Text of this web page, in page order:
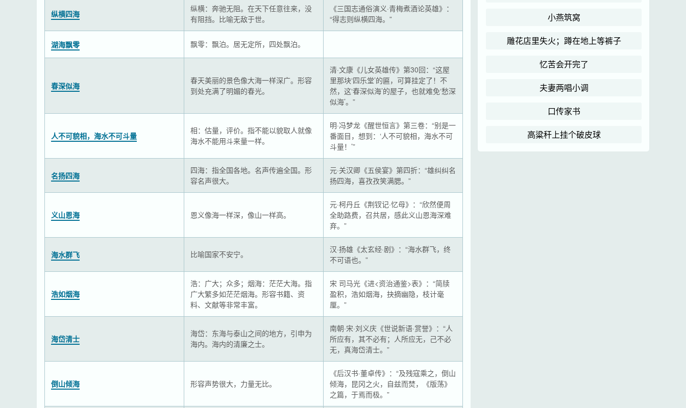
纵横四海
纵横：奔驰无阻。在天下任意往来，没
有阻挡。比喻无敌于世。
《三国志通俗演义·青梅煮酒论英雄》：
“得志则纵横四海。”
湖海飘零 飘零：飘泊。居无定所，四处飘泊。
春深似海
春天美丽的景色像大海一样深广。形容
到处充满了明媚的春光。
清·文康《儿女英雄传》第30回：“这屋
里那块‘四乐堂’的匾，可算挂定了！不
然，这‘春深似海’的屋子，也就难免‘愁深
似海’。”
人不可貌相，海水不可斗量
相：估量，评价。指不能以貌取人就像
海水不能用斗来量一样。
明·冯梦龙《醒世恒言》第三卷：“别是一
番面目，想到：‘人不可貌相，海水不可
斗量！’”
名扬四海
四海：指全国各地。名声传遍全国。形
容名声很大。
元·关汉卿《五侯宴》第四折：“雄纠纠名
扬四海，喜孜孜笑满腮。”
义山恩海 恩义像海一样深，像山一样高。
元·柯丹丘《荆钗记·忆母》：“欣然便周
全助路费，召共居，感此义山恩海深难
弃。”
海水群飞 比喻国家不安宁。
汉·扬雄《太玄经·剧》：“海水群飞，终
不可语也。”
浩如烟海
浩：广大；众多；烟海：茫茫大海。指
广大繁多如茫茫烟海。形容书籍、资
料、文献等非常丰富。
宋 司马光《进<资治通鉴>表》：“简牍
盈积，浩如烟海，抉摘幽隐，枝计毫
厘。”
海岱清士
海岱：东海与泰山之间的地方，引申为
海内。海内的清廉之士。
南朝·宋·刘义庆《世说新语·赏誉》：“人
所应有，其不必有；人所应无，己不必
无，真海岱清士。”
倒山倾海 形容声势很大，力量无比。
《后汉书·董卓传》：“及残寇乘之，倒山
倾海，昆冈之火，自兹而焚，《版荡》
之篇，于焉而极。”
小燕筑窝
雕花店里失火；蹲在地上等裤子
忆苦会开完了
夫妻两唱小调
口传家书
高粱秆上挂个破皮球